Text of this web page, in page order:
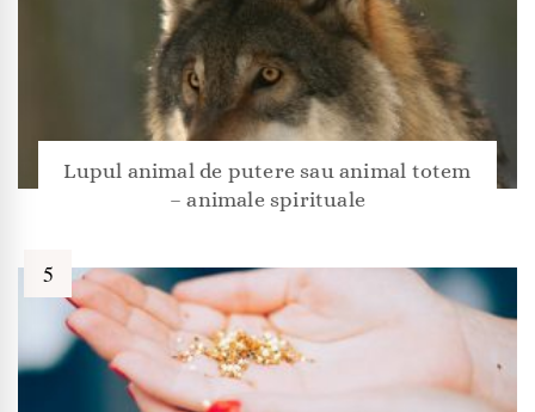
Lupul animal de putere sau animal totem
– animale spirituale